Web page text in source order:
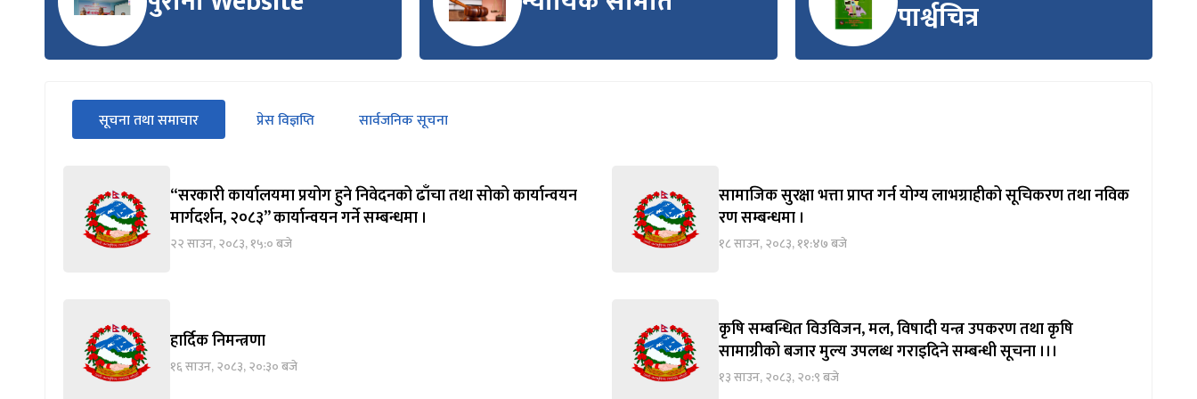
पार्श्वचित्र
सीधा
पहिलो
जानुहोस्
सूचना तथा समाचार
(सक्रिय ट्याब)
प्रेस विज्ञप्ति सार्वजनिक सूचना
“सरकारी कार्यालयमा प्रयोग हुने निवेदनको ढाँचा तथा सोको कार्यान्वयन
मार्गदर्शन, २०८३” कार्यान्वयन गर्ने सम्बन्धमा ।
२२ साउन, २०८३, १५:० बजे
सामाजिक सुरक्षा भत्ता प्राप्त गर्न योग्य लाभग्राहीको सूचिकरण तथा नविक
रण सम्बन्धमा ।
१८ साउन, २०८३, ११:४७ बजे
हार्दिक निमन्त्रणा
१६ साउन, २०८३, २०:३० बजे
कृषि सम्बन्धित विउविजन, मल, विषादी यन्त्र उपकरण तथा कृषि
सामाग्रीको बजार मुल्य उपलब्ध गराइदिने सम्बन्धी सूचना ।।।
१३ साउन, २०८३, २०:९ बजे